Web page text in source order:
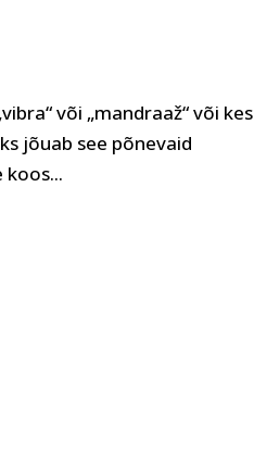
või „mandraaž“ või kes
jõuab see põnevaid